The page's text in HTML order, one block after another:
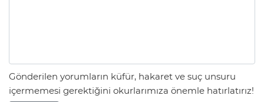
Gönderilen yorumların küfür, hakaret ve suç unsuru
içermemesi gerektiğini okurlarımıza önemle hatırlatırız!